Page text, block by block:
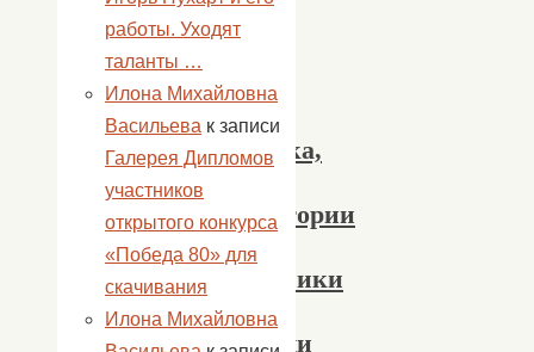
12
в
с.
Успенка,
территории
парка,
работники
ДК
провели
работы. Уходят
таланты …
Илона Михайловна
Васильева к записи
Галерея Дипломов
участников
открытого конкурса
«Победа 80» для
скачивания
Илона Михайловна